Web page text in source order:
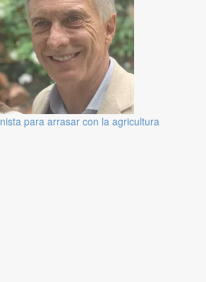
para arrasar con la agricultura